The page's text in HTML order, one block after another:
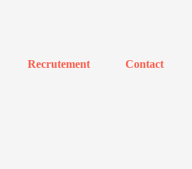
Recrutement Contact